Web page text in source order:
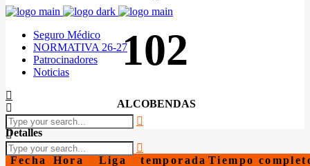
Seguro Médico
NORMATIVA 26-27
Patrocinadores
Noticias
102
ALCOBENDAS
Detalles
Fecha Hora Liga temporada Tiempo